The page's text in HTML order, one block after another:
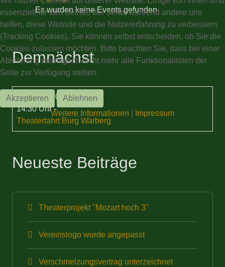
Es wurden keine Events gefunden
Demnächst
21 Aug. 2026
14:30 Uhr-
Theaterfahrt Burg Warberg
Neueste Beiträge
Theaterprojekt "Mozart hoch 3"
Vereinslogo wurde angepasst
Verschmelzungsvertrag unterzeichnet
essenziell für den Betrieb der Seite, während andere uns
helfen, diese Website und die Nutzererfahrung zu verbessern
(Tracking Cookies). Sie können selbst entscheiden, ob Sie die
Cookies zulassen möchten. Bitte beachten Sie, dass bei einer
Ablehnung womöglich nicht mehr alle Funktionalitäten der
Seite zur Verfügung stehen.
Akzeptieren
Ablehnen
Weitere Informationen
Impressum